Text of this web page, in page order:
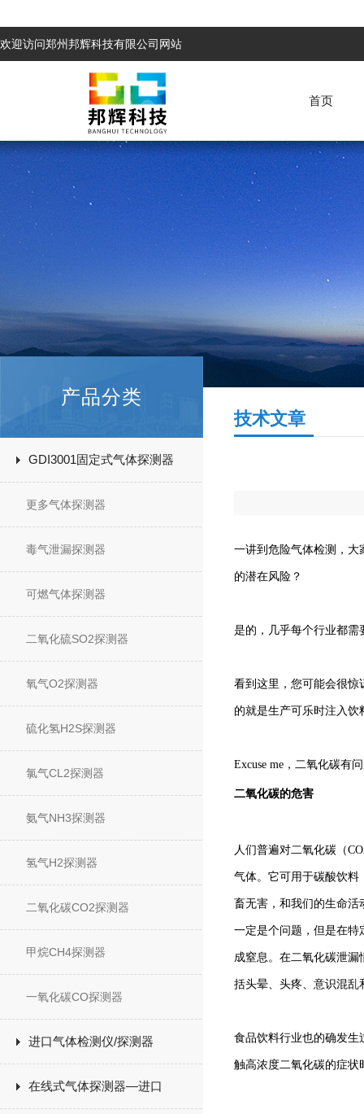
欢迎访问郑州邦辉科技有限公司网站
首页
产品分类
GDI3001固定式气体探测器
更多气体探测器
毒气泄漏探测器
可燃气体探测器
二氧化硫SO2探测器
氧气O2探测器
硫化氢H2S探测器
氯气CL2探测器
氨气NH3探测器
氢气H2探测器
二氧化碳CO2探测器
甲烷CH4探测器
一氧化碳CO探测器
进口气体检测仪/探测器
在线式气体探测器—进口
技术文章
一讲到危险气体检测，大
的潜在风险？
是的，几乎每个行业都需
看到这里，您可能会很惊
的就是生产可乐时注入饮
Excuse me，二氧化碳有
二氧化碳的危害
人们普遍对二氧化碳（
气体。它可用于碳酸饮料
畜无害，和我们的生命活
一定是个问题，但是在特
成窒息。在二氧化碳泄
括头晕、头疼、意识混乱
食品饮料行业也的确发生
触高浓度二氧化碳的症状